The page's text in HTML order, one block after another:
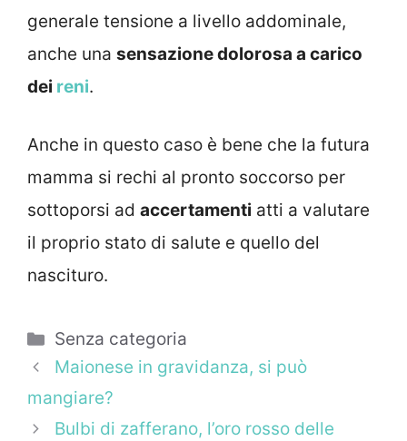
generale tensione a livello addominale,
anche una sensazione dolorosa a carico
dei reni.
Anche in questo caso è bene che la futura
mamma si rechi al pronto soccorso per
sottoporsi ad accertamenti atti a valutare
il proprio stato di salute e quello del
nascituro.
Categorie
Senza categoria
Maionese in gravidanza, si può
mangiare?
Bulbi di zafferano, l’oro rosso delle